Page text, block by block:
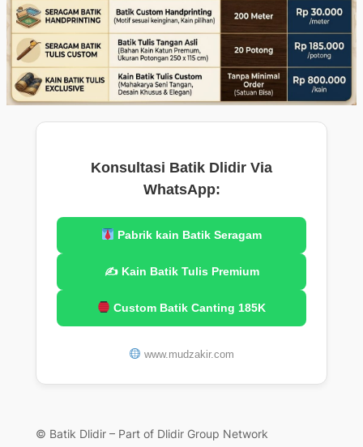
Konsultasi Batik Dlidir Via
WhatsApp:
Pabrik kain Batik Seragam
✍️ Kain Batik Tulis Premium
Custom Batik Canting 185K
www.mudzakir.com
© Batik Dlidir – Part of Dlidir Group Network